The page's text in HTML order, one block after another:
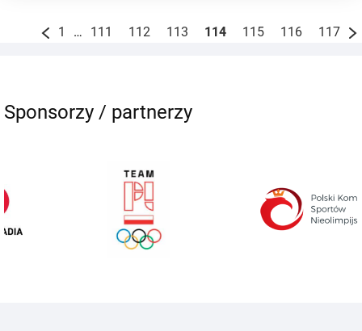
1 … 111 112 113 114 115 116 117
Sponsorzy / partnerzy